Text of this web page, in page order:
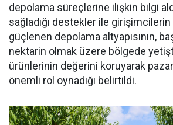
depolama süreçlerine ilişkin bilgi
sağladığı destekler ile girişimcilerin
güçlenen depolama altyapısının,
nektarin olmak üzere bölgede
ürünlerinin değerini koruyarak
önemli rol oynadığı belirtildi.